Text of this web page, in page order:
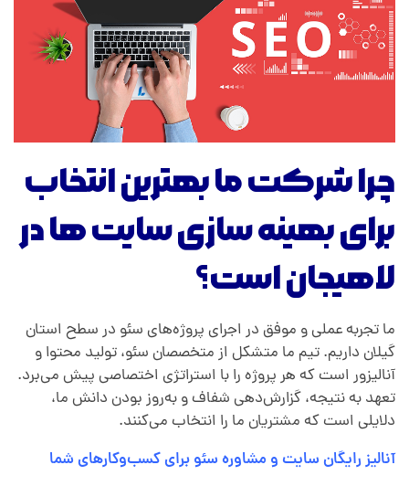
چرا شرکت ما بهترین انتخاب
برای بهینه سازی سایت ها در
لاهیجان است؟
ما تجربه عملی و موفق در اجرای پروژه‌های سئو در سطح استان
گیلان داریم. تیم ما متشکل از متخصصان سئو، تولید محتوا و
آنالیزور است که هر پروژه را با استراتژی اختصاصی پیش می‌برد.
تعهد به نتیجه، گزارش‌دهی شفاف و به‌روز بودن دانش ما،
دلایلی است که مشتریان ما را انتخاب می‌کنند.
آنالیز رایگان سایت و مشاوره سئو برای کسب‌وکارهای شما